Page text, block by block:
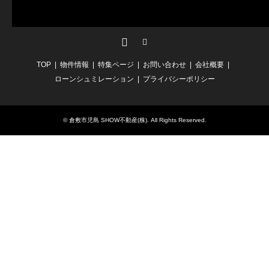
TOP 物件情報 特集ページ お問い合わせ
会社概要
ローンシュミレーション
プライバシーポリシー
©倉敷市児島 SHOW不動産(株). All Rights Reserved.